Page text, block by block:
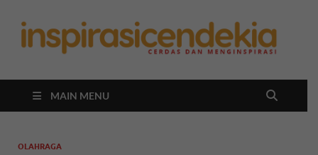
MAIN MENU
OLAHRAGA